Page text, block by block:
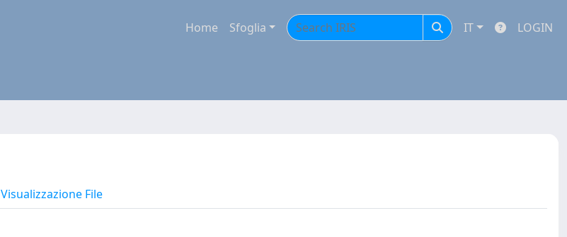
Home Sfoglia IT LOGIN
Visualizzazione File